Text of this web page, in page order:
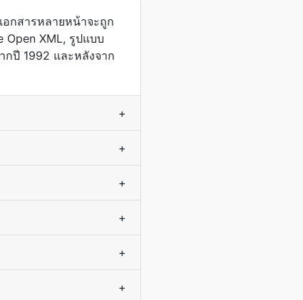
กสารหลายหน้าจะถูก
XML, รูปแบบ
กปี 1992 และหลังจาก
+
+
+
+
+
+